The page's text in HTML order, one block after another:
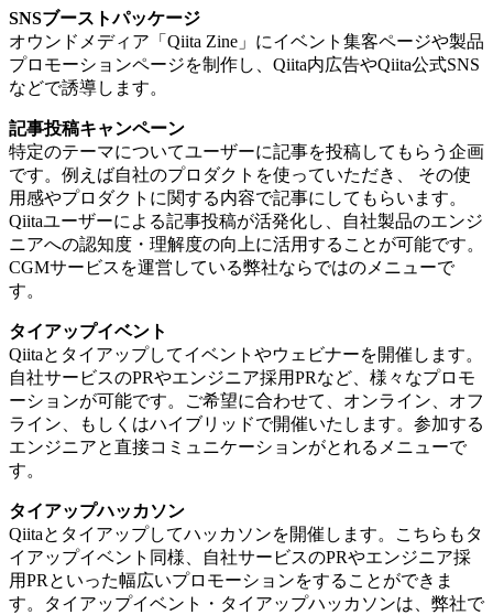
SNSブーストパッケージ
オウンドメディア「Qiita Zine」にイベント集客ページや製品
プロモーションページを制作し、Qiita内広告やQiita公式SNS
などで誘導します。
記事投稿キャンペーン
特定のテーマについてユーザーに記事を投稿してもらう企画
です。例えば自社のプロダクトを使っていただき、 その使
用感やプロダクトに関する内容で記事にしてもらいます。
Qiitaユーザーによる記事投稿が活発化し、自社製品のエンジ
ニアへの認知度・理解度の向上に活用することが可能です。
CGMサービスを運営している弊社ならではのメニューで
す。
タイアップイベント
Qiitaとタイアップしてイベントやウェビナーを開催します。
自社サービスのPRやエンジニア採用PRなど、様々なプロモ
ーションが可能です。ご希望に合わせて、オンライン、オフ
ライン、もしくはハイブリッドで開催いたします。参加する
エンジニアと直接コミュニケーションがとれるメニューで
す。
タイアップハッカソン
Qiitaとタイアップしてハッカソンを開催します。こちらもタ
イアップイベント同様、自社サービスのPRやエンジニア採
用PRといった幅広いプロモーションをすることができま
す。タイアップイベント・タイアップハッカソンは、弊社で